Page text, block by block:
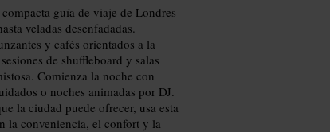
guía de viaje de Londres
veladas desenfadadas.
y cafés orientados a la
de shuffleboard y salas
Comienza la noche con
o noches animadas por DJ.
la ciudad puede ofrecer, usa esta
la conveniencia, el confort y la